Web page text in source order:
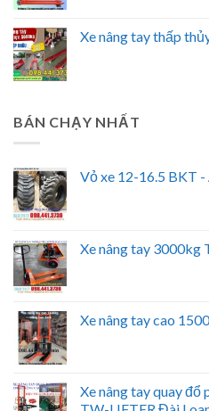
Xe nâng tay thấp
BÁN CHẠY NHẤT
Vỏ xe 12-16.5 BKT
Xe nâng tay 3000kg
Xe nâng tay cao
Xe nâng tay quay đổ